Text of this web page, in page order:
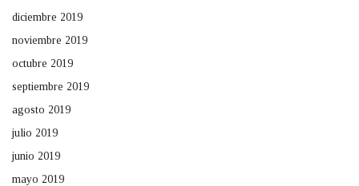
diciembre 2019
noviembre 2019
octubre 2019
septiembre 2019
agosto 2019
julio 2019
junio 2019
mayo 2019